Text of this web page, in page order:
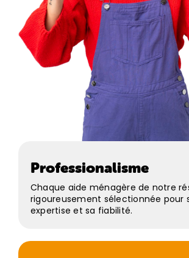
Professionalisme
Chaque aide ménagère de notre
rigoureusement sélectionnée pour
expertise et sa fiabilité.